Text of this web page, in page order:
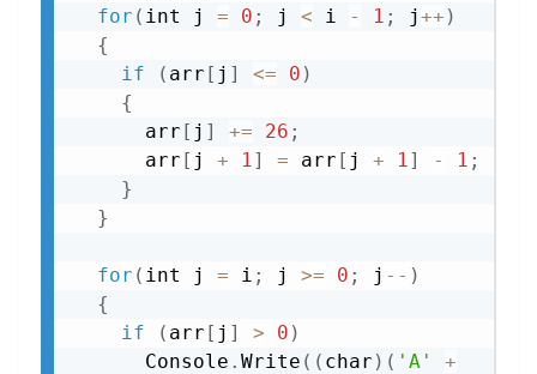
for ( int j = 0 ; j < i - 1 ; j++ )
{
if
( arr [ j ] <= 0 )
{
      arr
[ j ] += 26 ;
      arr
[ j + 1] = arr [ j + 1] - 1 ;
}
}
for ( int j = i ; j >= 0 ; j - - )
{
if
( arr [ j ] > 0 )
      Console
. Write ( ( char ) ( 'A'
+